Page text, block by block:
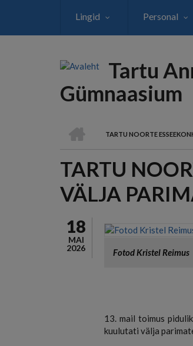
Lingid Personal
Tartu
Gümnaasium
LEIVAPURU
TARTU NOORTE
TARTU
VÄLJA
18
MAI
2026
Fotod Kristel Reimus
13. mail toimus
kuulutati välja